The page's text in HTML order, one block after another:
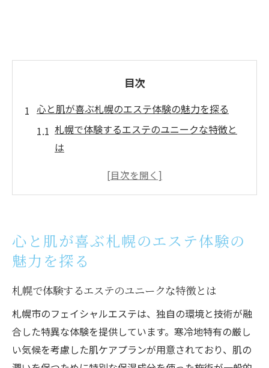
目次
心と肌が喜ぶ札幌のエステ体験の魅力を探る
札幌で体験するエステのユニークな特徴と
は
肌と心を同時に癒すフェイシャルエステの
容技術
リラクゼーションを重視した札幌のエステ
体験
エステで得られるリラックス効果と札幌でのお
すすめ施術
札幌で体験するべきリラックス重視のエス
心と肌が喜ぶ札幌のエステ体験の
魅力を探る
札幌で体験するエステのユニークな特徴とは
札幌市のフェイシャルエステは、独自の環境と技術が融
合した特異な体験を提供しています。寒冷地特有の厳し
い気候を考慮した肌ケアプランが用意されており、肌の